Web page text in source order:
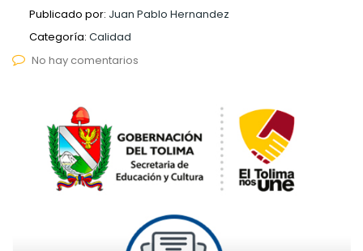
Publicado por: Juan Pablo Hernandez
Categoría: Calidad
No hay comentarios